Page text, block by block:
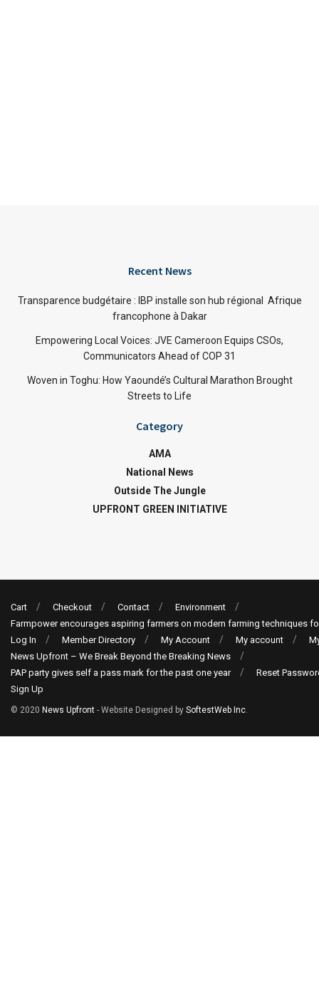
Recent News
Transparence budgétaire : IBP installe son hub régional Afrique
francophone à Dakar
Empowering Local Voices: JVE Cameroon Equips CSOs,
Communicators Ahead of COP 31
Woven in Toghu: How Yaoundé’s Cultural Marathon Brought
Streets to Life
Category
AMA
National News
Outside The Jungle
UPFRONT GREEN INITIATIVE
Cart Checkout Contact
Environment
Farmpower encourages aspiring farmers on modern farming techniques
Log In
Member Directory My Account My account
News Upfront – We Break Beyond the Breaking News
PAP party gives self a pass mark for the past one year
Reset
Sign Up
© 2020 News Upfront - Website Designed by SoftestWeb Inc.